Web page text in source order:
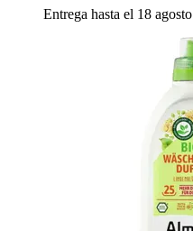
Entrega hasta el 18 agosto